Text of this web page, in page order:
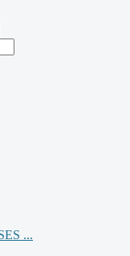
...